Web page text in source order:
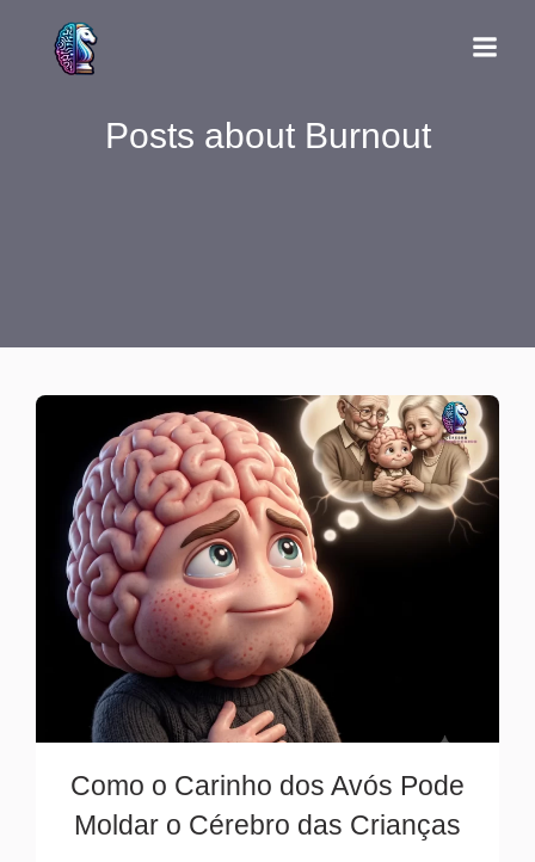
Posts about Burnout
Como o Carinho dos Avós Pode
Moldar o Cérebro das Crianças